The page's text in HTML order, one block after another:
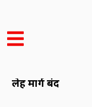
लेह मार्ग बंद